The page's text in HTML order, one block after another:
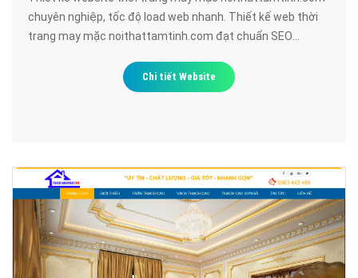
chuyên nghiệp, tốc độ load web nhanh. Thiết kế web thời
trang may mặc noithattamtinh.com đạt chuẩn SEO
Chi tiết Website